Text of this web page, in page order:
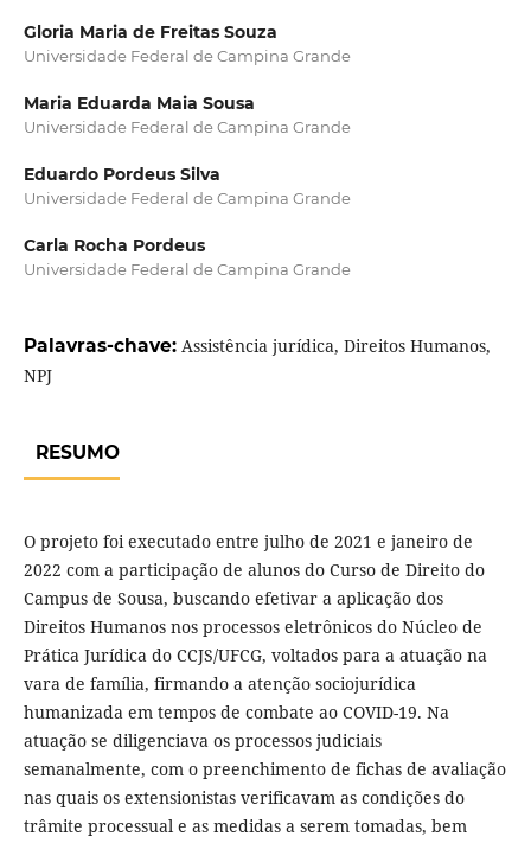
Gloria Maria de Freitas Souza
Universidade Federal de Campina Grande
Maria Eduarda Maia Sousa
Universidade Federal de Campina Grande
Eduardo Pordeus Silva
Universidade Federal de Campina Grande
Carla Rocha Pordeus
Universidade Federal de Campina Grande
Palavras-chave: Assistência jurídica, Direitos Humanos,
NPJ
RESUMO
O projeto foi executado entre julho de 2021 e janeiro de
2022 com a participação de alunos do Curso de Direito do
Campus de Sousa, buscando efetivar a aplicação dos
Direitos Humanos nos processos eletrônicos do Núcleo de
Prática Jurídica do CCJS/UFCG, voltados para a atuação na
vara de família, firmando a atenção sociojurídica
humanizada em tempos de combate ao COVID-19. Na
atuação se diligenciava os processos judiciais
semanalmente, com o preenchimento de fichas de avaliação
nas quais os extensionistas verificavam as condições do
trâmite processual e as medidas a serem tomadas, bem